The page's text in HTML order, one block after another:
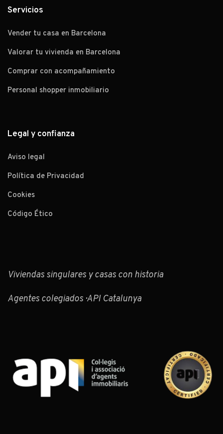
Servicios
Vender tu casa en Barcelona
Valorar tu vivienda en Barcelona
Comprar con acompañamiento
Personal shopper inmobiliario
Legal y confianza
Aviso legal
Política de Privacidad
Cookies
Código Ético
Viviendas singulares y casas con historia
Agentes colegiados · API Catalunya